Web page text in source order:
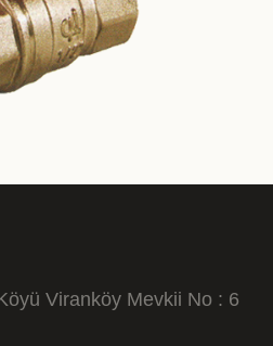
Viranköy Mevkii No : 6